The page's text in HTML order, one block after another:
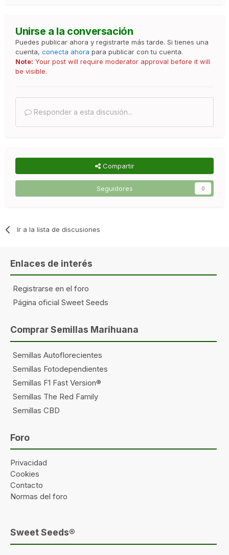
Unirse a la conversación
Puedes publicar ahora y registrarte más tarde. Si tienes una
cuenta, conecta ahora para publicar con tu cuenta.
Note: Your post will require moderator approval before it will
be visible.
Responder a esta discusión...
Compartir
Seguidores 0
Ir a la lista de discusiones
Enlaces de interés
Registrarse en el foro
Página oficial Sweet Seeds
Comprar Semillas Marihuana
Semillas Autoflorecientes
Semillas Fotodependientes
Semillas F1 Fast Version®
Semillas The Red Family
Semillas CBD
Foro
Privacidad
Cookies
Contacto
Normas del foro
Sweet Seeds®